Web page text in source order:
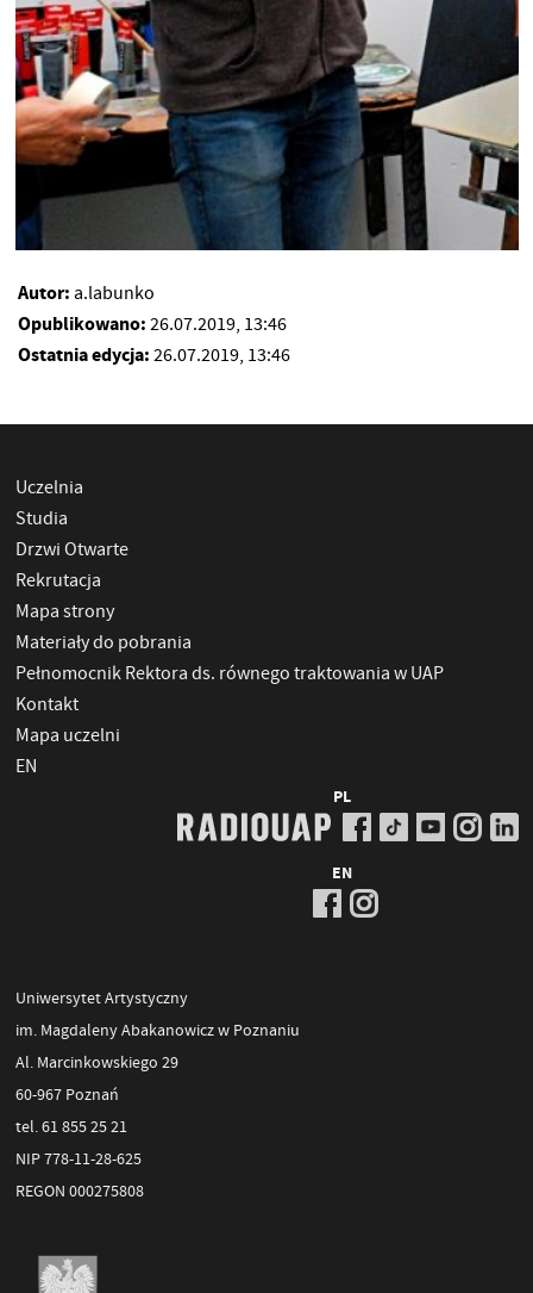
Autor: a.labunko
Opublikowano: 26.07.2019, 13:46
Ostatnia edycja: 26.07.2019, 13:46
Uczelnia
Studia
Drzwi Otwarte
Rekrutacja
Mapa strony
Materiały do pobrania
Pełnomocnik Rektora ds. równego traktowania w UAP
Kontakt
Mapa uczelni
EN
PL
EN
Uniwersytet Artystyczny
im. Magdaleny Abakanowicz w Poznaniu
Al. Marcinkowskiego 29
60-967 Poznań
tel. 61 855 25 21
NIP 778-11-28-625
REGON 000275808